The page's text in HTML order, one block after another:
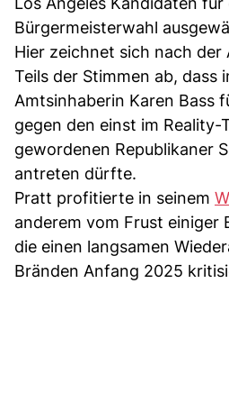
Bürgermeisterwahl
Hier zeichnet sich nach der
Teils der Stimmen ab, dass
Amtsinhaberin Karen Bass
gegen den einst im Reality-
gewordenen Republikaner
antreten dürfte.
Pratt profitierte in seinem
anderem vom Frust einiger
die einen langsamen
Bränden Anfang 2025